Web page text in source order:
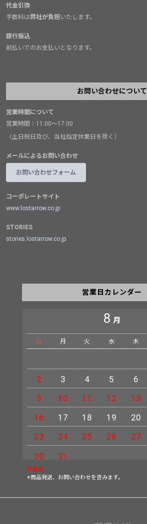
代金引換
手数料は弊社が負担いたします。
銀行振込
前払いでのお支払いとなります。
お問い合わせについて
営業時間について
営業時間：11:00～17:00
（土日祝日及び、当社指定休業日を除く）
メールによるお問い合わせ
お問い合わせフォーム
コーポレートサイト
www.lostarrow.co.jp
STORIES
stories.lostarrow.co.jp
営業日カレンダー
8 月
日 月 火 水 木
2
3 4 5 6
9
10 11 12 13
16
17 18 19 20
23
24 25 26 27
30
31
休業日
※商品発送、お問い合わせを含みます。